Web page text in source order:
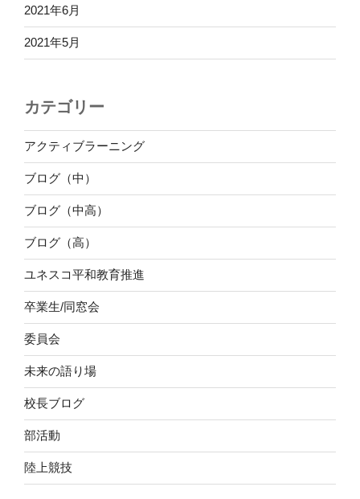
2021年6月
2021年5月
カテゴリー
アクティブラーニング
ブログ（中）
ブログ（中高）
ブログ（高）
ユネスコ平和教育推進
卒業生/同窓会
委員会
未来の語り場
校長ブログ
部活動
陸上競技